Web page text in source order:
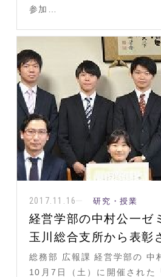
参加…
2017.11.16 研究・授業
経営学部の中村公一ゼ
玉川総合支所から表彰
総務部 広報課 経営学部の 中
10月7日（土）に開催された